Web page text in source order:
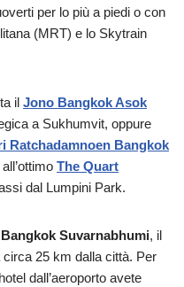
per lo più a piedi o con
(MRT) e lo Skytrain
il Jono Bangkok Asok
a Sukhumvit, oppure
Ratchadamnoen Bangkok
The Quart
dal Lumpini Park.
Suvarnabhumi, il
circa 25 km dalla città. Per
dall’aeroporto avete